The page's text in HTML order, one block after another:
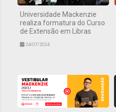
Universidade Mackenzie
realiza formatura do Curso
de Extensão em Libras
24/07/2024